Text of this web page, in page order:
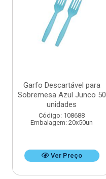
Garfo Descartável para
Sobremesa Azul Junco 50
unidades
Código: 108688
Embalagem: 20x50un
Ver Preço